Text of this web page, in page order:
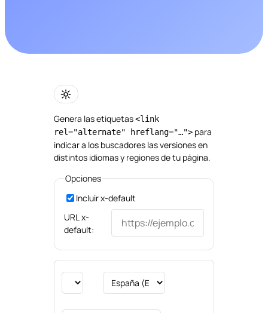
Genera las etiquetas<link
rel="alternate" hreflang="…"> para
indicar a los buscadores las versiones en
distintos idiomas y regiones de tu página.
Opciones
Incluir x-default
URL x-
default: